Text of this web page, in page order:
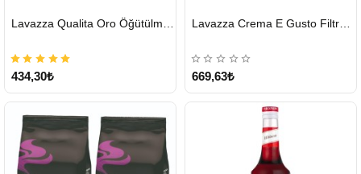
GÖNDERİ
434,30₺
GÖNDERİ
Lavazza Crema E Gusto Filtre Kahve 250 G X 2
669,63₺